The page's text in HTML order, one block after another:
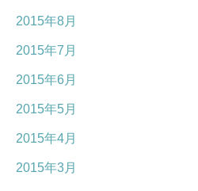
2015年8月
2015年7月
2015年6月
2015年5月
2015年4月
2015年3月